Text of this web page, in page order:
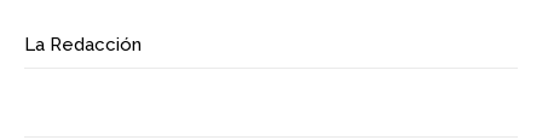
La Redacción